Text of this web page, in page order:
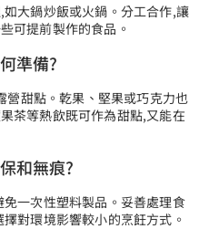
大鍋炒飯或火鍋。分工合作,讓
可提前製作的食品。
準備?
甜點。乾果、堅果或巧克力也
茶等熱飲既可作為甜點,又能在
和無痕?
一次性塑料製品。妥善處理食
對環境影響較小的烹飪方式。